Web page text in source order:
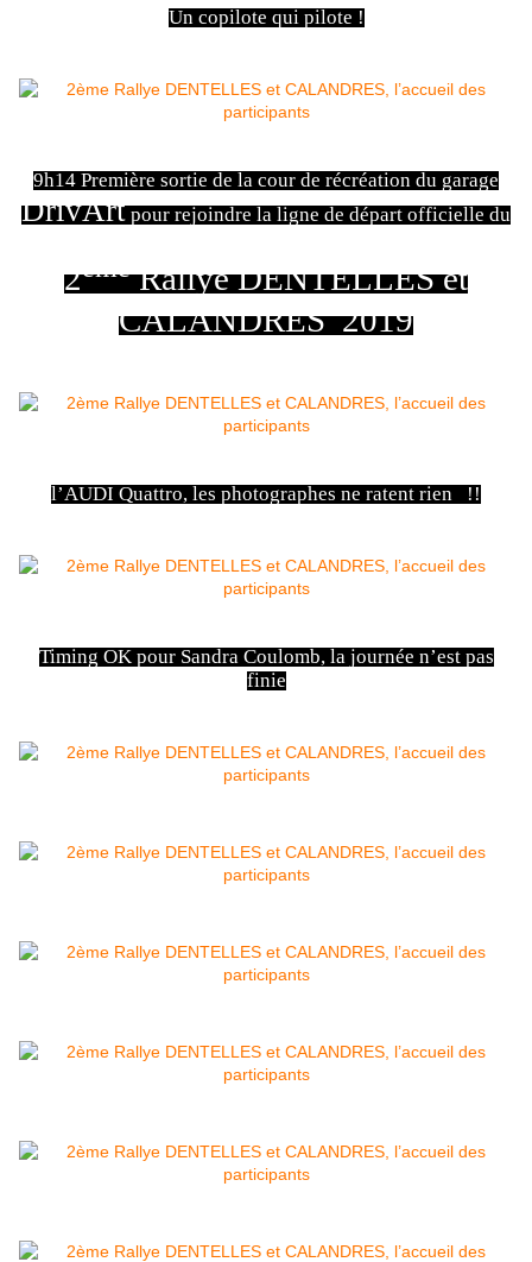
Un copilote qui pilote !
9h14 Première sortie de la cour de récréation du garage
DrivArt pour rejoindre la ligne de départ officielle du
2èmeRallye DENTELLES et
CALANDRES 2019
l’AUDI Quattro, les photographes ne ratent rien !!
Timing OK pour Sandra Coulomb, la journée n’est pas
finie